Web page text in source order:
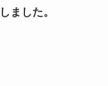
ました。